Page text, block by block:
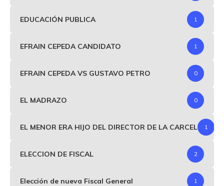
EDUCACIÓN PUBLICA 1
EFRAIN CEPEDA CANDIDATO 1
EFRAIN CEPEDA VS GUSTAVO PETRO 0
EL MADRAZO 0
EL MENOR ERA HIJO DEL DIRECTOR DE LA CARCEL 1
ELECCION DE FISCAL 2
Elección de nueva Fiscal General 1